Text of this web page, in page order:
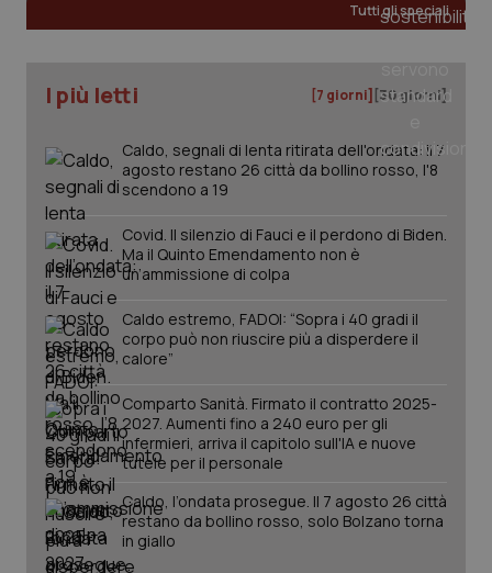
Tutti gli speciali
I più letti [7 giorni] [30 giorni]
Caldo, segnali di lenta ritirata dell'ondata: il 7
agosto restano 26 città da bollino rosso, l'8
scendono a 19
Covid. Il silenzio di Fauci e il perdono di Biden.
Ma il Quinto Emendamento non è
un’ammissione di colpa
Caldo estremo, FADOI: “Sopra i 40 gradi il
corpo può non riuscire più a disperdere il
calore”
Comparto Sanità. Firmato il contratto 2025-
2027. Aumenti fino a 240 euro per gli
infermieri, arriva il capitolo sull'IA e nuove
tutele per il personale
Caldo, l’ondata prosegue. Il 7 agosto 26 città
restano da bollino rosso, solo Bolzano torna
in giallo
PHPSESSID
PHP.net
www.quotidianosanita.it